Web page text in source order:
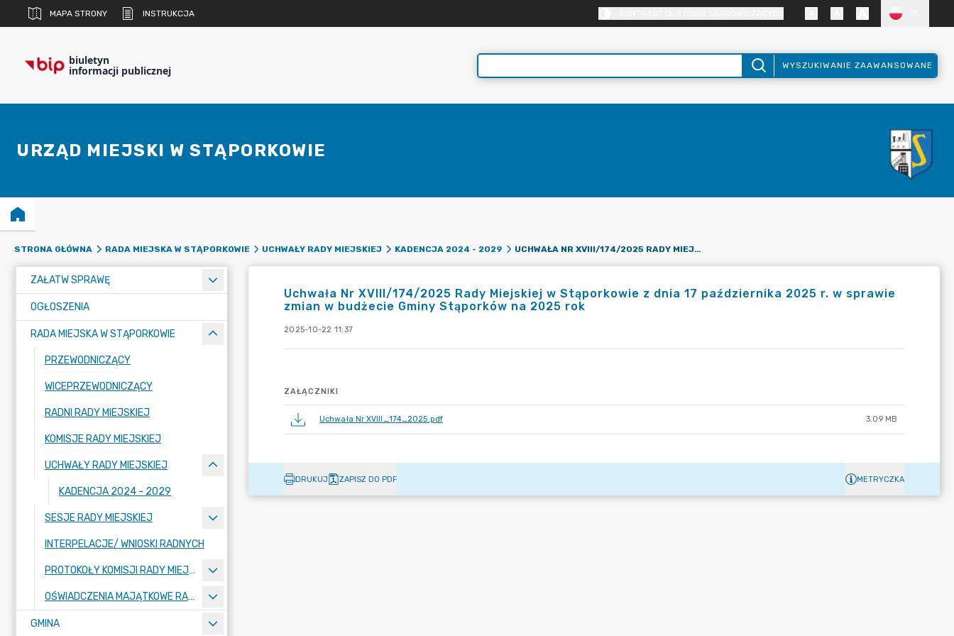
MAPA STRONY INSTRUKCJA
biuletyn
informacji publicznej WYSZUKIWANIE ZAAWANSOWANE
URZĄD MIEJSKI W STĄPORKOWIE
STRONA GŁÓWNA RADA MIEJSKA W STĄPORKOWIE UCHWAŁY RADY MIEJSKIEJ KADENCJA 2024 - 2029 UCHWAŁA NR XVIII/174/2025 RADY MIEJSKIEJ W STĄPORKOWIE Z DNIA 17 PAŹDZIERNIKA 2025 R. W SPRAWIE ZMIAN W BUDŻECIE GMINY STĄPORKÓW NA 2025 ROK
ZAŁATW SPRAWĘ
OGŁOSZENIA
RADA MIEJSKA W STĄPORKOWIE
PRZEWODNICZĄCY
WICEPRZEWODNICZĄCY
RADNI RADY MIEJSKIEJ
KOMISJE RADY MIEJSKIEJ
UCHWAŁY RADY MIEJSKIEJ
KADENCJA 2024 - 2029
SESJE RADY MIEJSKIEJ
INTERPELACJE/ WNIOSKI RADNYCH
PROTOKOŁY KOMISJI RADY MIEJSKIEJ
OŚWIADCZENIA MAJĄTKOWE RADNYCH
GMINA
Uchwała Nr XVIII/174/2025 Rady Miejskiej w Stąporkowie z dnia 17 października 2025 r. w sprawie
zmian w budżecie Gminy Stąporków na 2025 rok
2025-10-22 11:37
ZAŁĄCZNIKI
Uchwała Nr XVIII_174_2025.pdf 3.09 MB
DRUKUJ ZAPISZ DO PDF METRYCZKA